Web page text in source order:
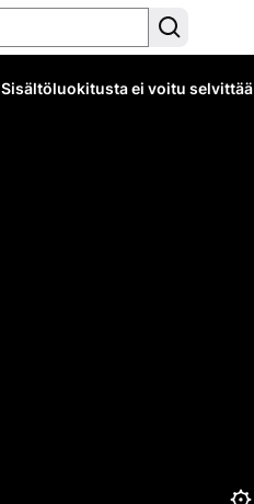
Sisältöluokitusta ei voitu selvittää